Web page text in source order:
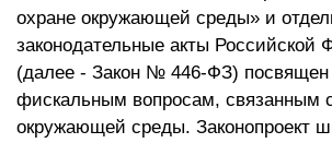
охране окружающей среды» и
законодательные акты Российской
(далее - Закон № 446-ФЗ) посвящен
фискальным вопросам, связанным
окружающей среды. Законопроект